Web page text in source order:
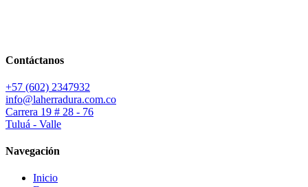
Contáctanos
+57 (602) 2347932
info@laherradura.com.co
Carrera 19 # 28 - 76
Tuluá - Valle
Navegación
Inicio